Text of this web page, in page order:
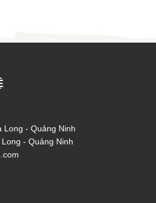
Long - Quảng Ninh
- Quảng Ninh